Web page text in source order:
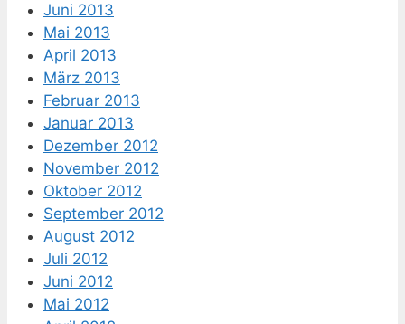
Juni 2013
Mai 2013
April 2013
März 2013
Februar 2013
Januar 2013
Dezember 2012
November 2012
Oktober 2012
September 2012
August 2012
Juli 2012
Juni 2012
Mai 2012